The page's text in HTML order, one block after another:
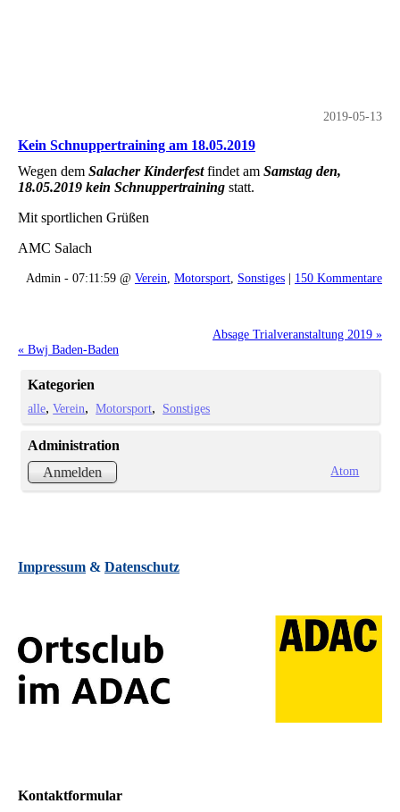
2019-05-13
Kein Schnuppertraining am 18.05.2019
Wegen dem Salacher Kinderfestfindet am Samstag den,
18.05.2019 kein Schnuppertraining statt.
Mit sportlichen Grüßen
AMC Salach
Admin - 07:11:59 @ Verein Motorsport Sonstiges | 150 Kommentare
Absage Trialveranstaltung 2019 »
« Bwj Baden-Baden
Kategorien
alle Verein Motorsport Sonstiges
Administration
Anmelden
Atom
Impressum & Datenschutz
Kontaktformular